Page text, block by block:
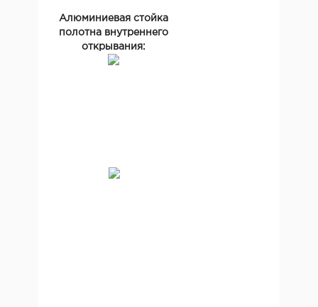
Алюминиевая стойка
полотна внутреннего
открывания: